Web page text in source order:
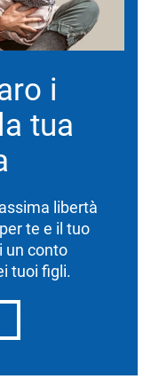
i
tua
libertà
te e il tuo
un conto
tuoi figli.